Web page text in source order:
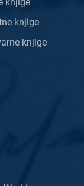
knjige
knjige
knjige